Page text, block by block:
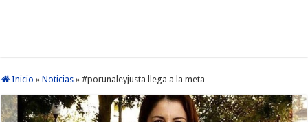
Inicio » Noticias » #porunaleyjusta llega a la meta